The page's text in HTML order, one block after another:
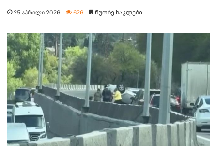
25 აპრილი 2026 626 Წუთზე ნაკლები